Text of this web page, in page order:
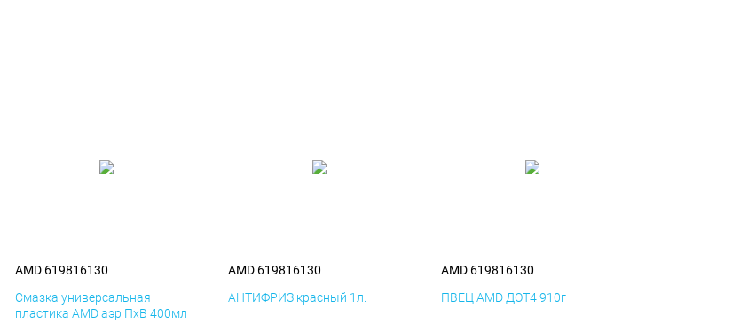
AMD 619816130
Смазка универсальная
пластика AMD аэр ПхВ 400мл
AMD 619816130
АНТИФРИЗ красный 1л.
AMD 619816130
ПВЕЦ AMD ДОТ4 910г